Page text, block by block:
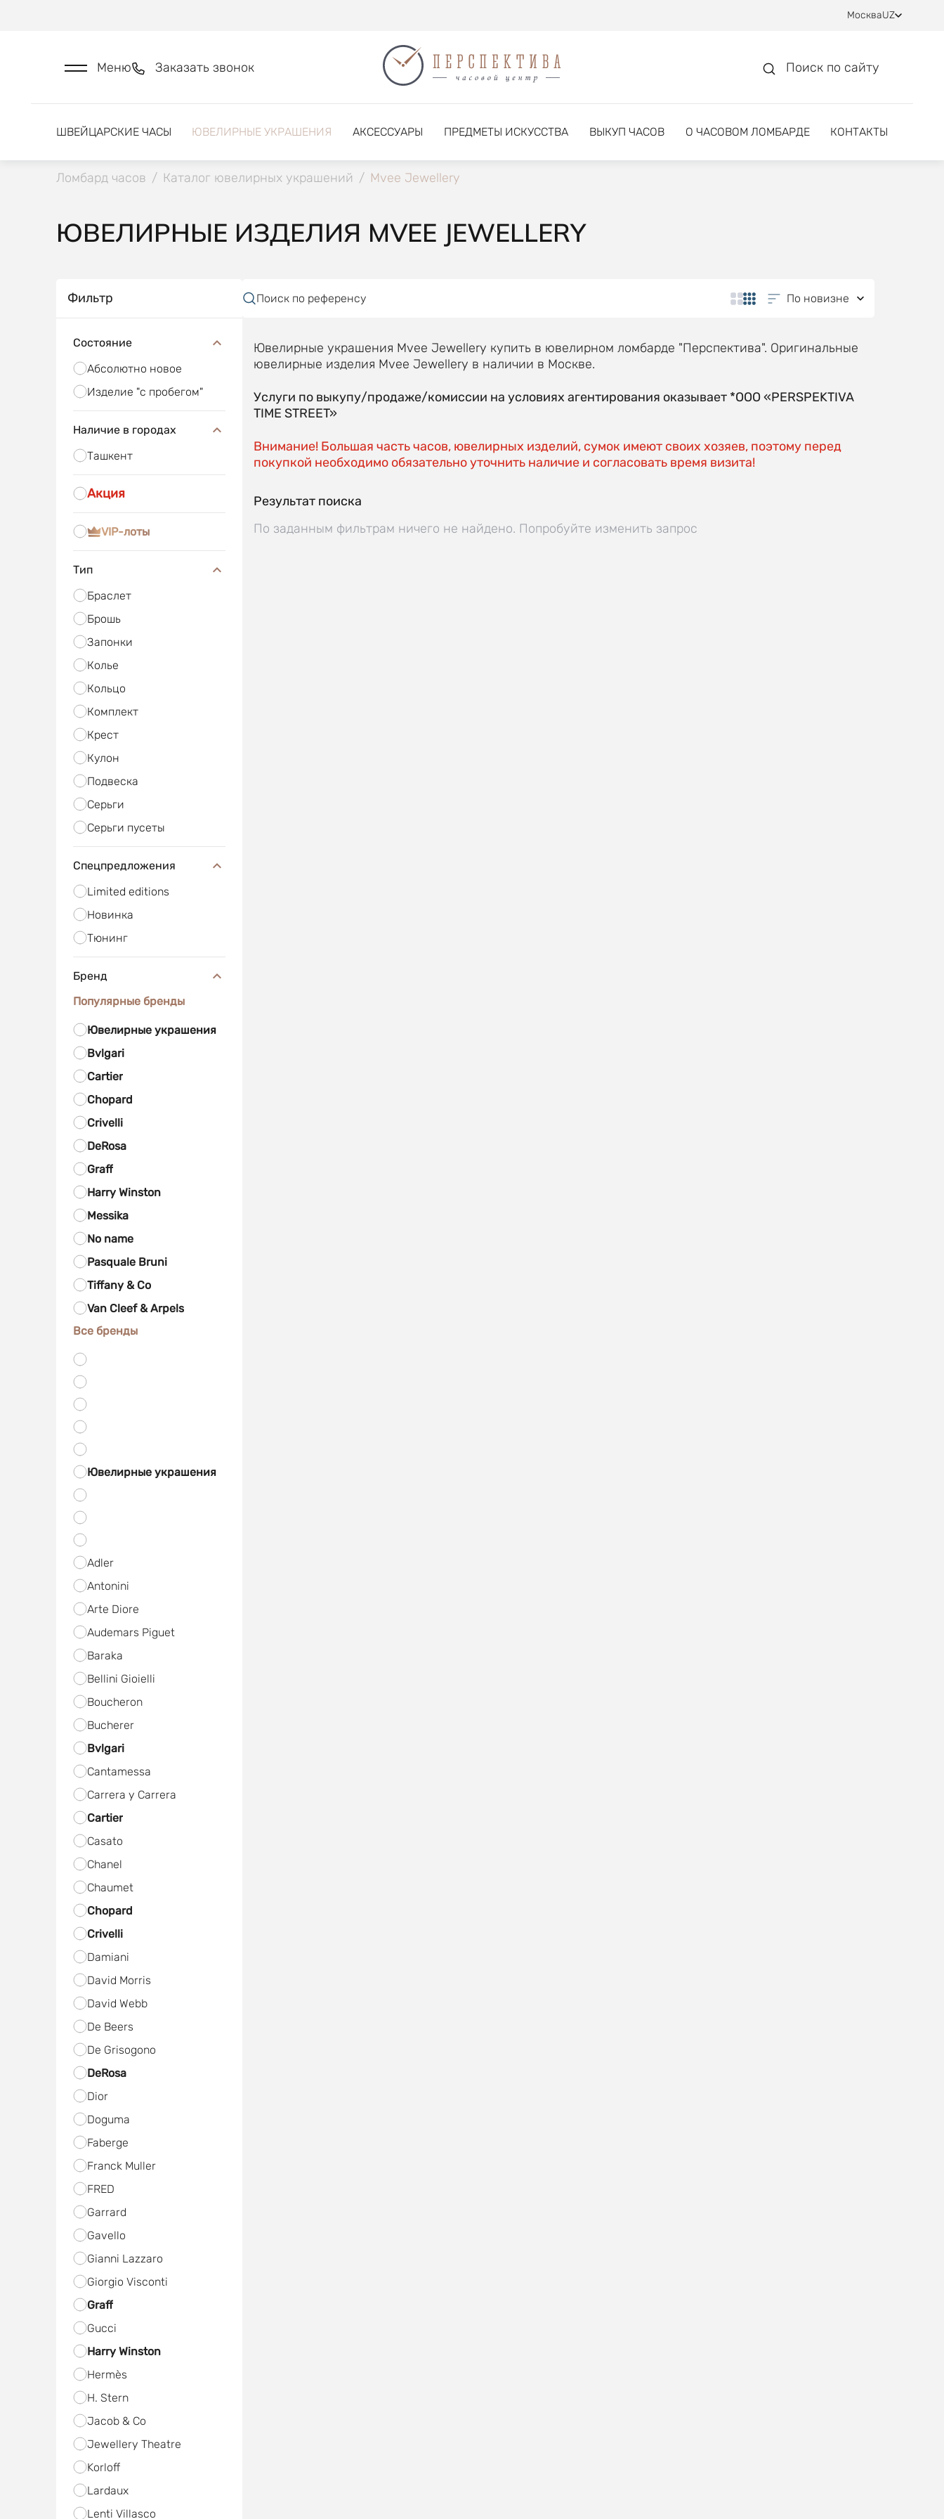
МоскваUZ
Меню Заказать звонок Поиск по сайту
ШВЕЙЦАРСКИЕ ЧАСЫ ЮВЕЛИРНЫЕ УКРАШЕНИЯ АКСЕССУАРЫ ПРЕДМЕТЫ ИСКУССТВА ВЫКУП ЧАСОВ О ЧАСОВОМ ЛОМБАРДЕ КОНТАКТЫ
Ломбард часов / Каталог ювелирных украшений / Mvee Jewellery
ЮВЕЛИРНЫЕ ИЗДЕЛИЯ MVEE JEWELLERY
Фильтр
Состояние
Абсолютно новое
Изделие "с пробегом"
Наличие в городах
Ташкент
Акция
VIP-лоты
Тип
Браслет
Брошь
Запонки
Колье
Кольцо
Комплект
Крест
Кулон
Подвеска
Серьги
Серьги пусеты
Спецпредложения
Limited editions
Новинка
Тюнинг
Бренд
Популярные бренды
Ювелирные украшения
Bvlgari
Cartier
Chopard
Crivelli
DeRosa
Graff
Harry Winston
Messika
No name
Pasquale Bruni
Tiffany & Co
Van Cleef & Arpels
Все бренды
Ювелирные украшения
Adler
Antonini
Arte Diore
Audemars Piguet
Baraka
Bellini Gioielli
Boucheron
Bucherer
Bvlgari
Cantamessa
Carrera y Carrera
Cartier
Casato
Chanel
Chaumet
Chopard
Crivelli
Damiani
David Morris
David Webb
De Beers
De Grisogono
DeRosa
Dior
Doguma
Faberge
Franck Muller
FRED
Garrard
Gavello
Gianni Lazzaro
Giorgio Visconti
Graff
Gucci
Harry Winston
Hermès
H. Stern
Jacob & Co
Jewellery Theatre
Korloff
Lardaux
Lenti Villasco
Поиск по референсу По новизне
Ювелирные украшения Mvee Jewellery купить в ювелирном ломбарде "Перспектива". Оригинальные
ювелирные изделия Mvee Jewellery в наличии в Москве.
Услуги по выкупу/продаже/комиссии на условиях агентирования оказывает *OOO «PERSPEKTIVA
TIME STREET»
Внимание! Большая часть часов, ювелирных изделий, сумок имеют своих хозяев, поэтому перед
покупкой необходимо обязательно уточнить наличие и согласовать время визита!
Результат поиска
По заданным фильтрам ничего не найдено. Попробуйте изменить запрос